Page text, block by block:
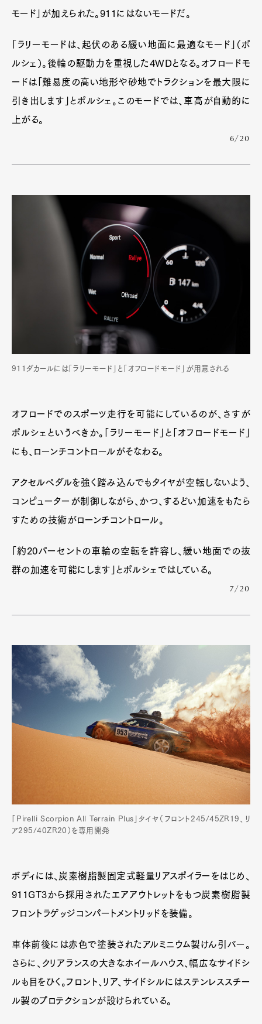
GourmetCars
ProductCultureLifestyle
モード」が加えられた。911にはないモードだ。
「ラリーモードは、起伏のある緩い地面に最適なモード」（ポ
ルシェ）。後輪の駆動力を重視した4WDとなる。オフロードモ
ードは「難易度の高い地形や砂地でトラクションを最大限に
引き出します」とポルシェ。このモードでは、車高が自動的に
上がる。
6/20
911ダカールには「ラリーモード」と「オフロードモード」が用意される
オフロードでのスポーツ走行を可能にしているのが、さすが
ポルシェというべきか。「ラリーモード」と「オフロードモード」
にも、ローンチコントロールがそなわる。
アクセルペダルを強く踏み込んでもタイヤが空転しないよう、
コンピューターが制御しながら、かつ、するどい加速をもたら
すための技術がローンチコントロール。
「約20パーセントの車輪の空転を許容し、緩い地面での抜
群の加速を可能にします」とポルシェではしている。
7/20
「Pirelli Scorpion All Terrain Plus」タイヤ（フロント245/45ZR19、リ
ア295/40ZR20）を専用開発
ボディには、炭素樹脂製固定式軽量リアスポイラーをはじめ、
911GT3から採用されたエアアウトレットをもつ炭素樹脂製
フロントラゲッジコンパートメントリッドを装備。
車体前後には赤色で塗装されたアルミニウム製けん引バー。
さらに、クリアランスの大きなホイールハウス、幅広なサイドシ
ルも目をひく。フロント、リア、サイドシルにはステンレススチー
ル製のプロテクションが設けられている。